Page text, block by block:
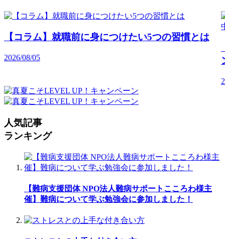
【コラム】就職前に身につけたい5つの習慣とは
2026/08/05
人気記事
ランキング
【難病支援団体 NPO法人難病サポートこころわ様主
催】難病について学ぶ勉強会に参加しました！